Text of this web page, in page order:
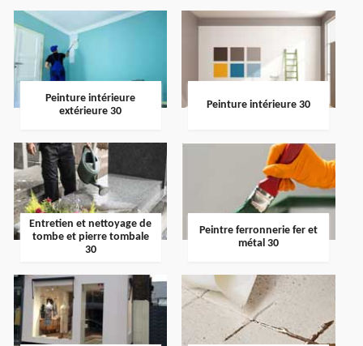
Peinture intérieure
extérieure 30
Peinture intérieure 30
Entretien et nettoyage de
tombe et pierre tombale
30
Peintre ferronnerie fer et
métal 30